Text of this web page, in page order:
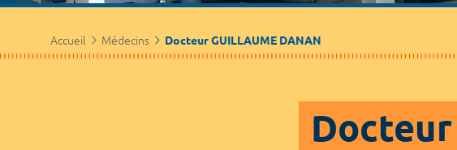
Accueil Médecins Docteur GUILLAUME DANAN